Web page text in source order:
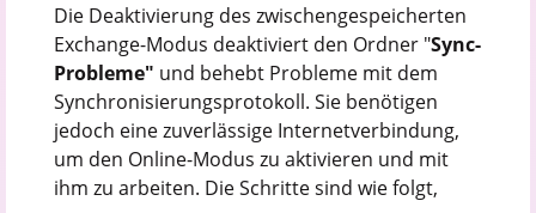
Die Deaktivierung des zwischengespeicherten
Exchange-Modus deaktiviert den Ordner "Sync-
Probleme" und behebt Probleme mit dem
Synchronisierungsprotokoll. Sie benötigen
jedoch eine zuverlässige Internetverbindung,
um den Online-Modus zu aktivieren und mit
ihm zu arbeiten. Die Schritte sind wie folgt,